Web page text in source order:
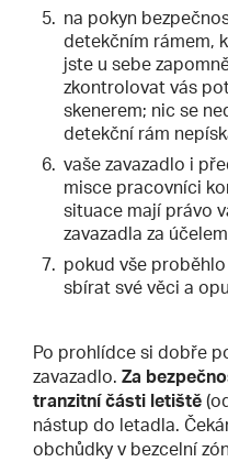
na pokyn
detekčním rámem,
jste u sebe
zkontrolovat vás
skenerem; nic se
detekční rám
vaše zavazadlo i
misce pracovníci
situace mají právo
zavazadla za
pokud vše
sbírat své věci a
Po prohlídce si dobře
zavazadlo. Za
tranzitní části letiště
nástup do letadla.
obchůdky v bezcelní